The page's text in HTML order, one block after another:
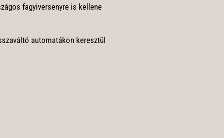
fagyiversenyre is kellene
automatákon keresztül